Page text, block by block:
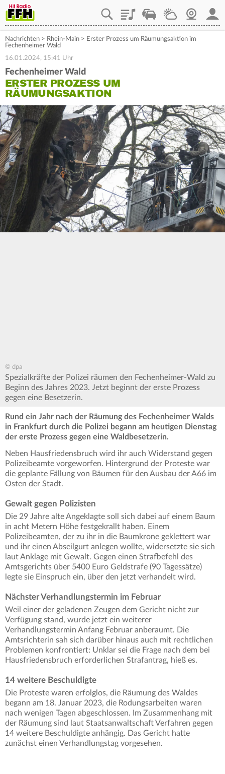
PlaylistStaupilotWetterWebcam
Nachrichten > Rhein-Main > Erster Prozess um Räumungsaktion im
Fechenheimer Wald
16.01.2024, 15:41 Uhr
Fechenheimer Wald
ERSTER PROZESS UM
RÄUMUNGSAKTION
© dpa
Spezialkräfte der Polizei räumen den Fechenheimer-Wald zu
Beginn des Jahres 2023. Jetzt beginnt der erste Prozess
gegen eine Besetzerin.
Rund ein Jahr nach der Räumung des Fechenheimer Walds
in Frankfurt durch die Polizei begann am heutigen Dienstag
der erste Prozess gegen eine Waldbesetzerin.
Neben Hausfriedensbruch wird ihr auch Widerstand gegen
Polizeibeamte vorgeworfen. Hintergrund der Proteste war
die geplante Fällung von Bäumen für den Ausbau der A66 im
Osten der Stadt.
Gewalt gegen Polizisten
Die 29 Jahre alte Angeklagte soll sich dabei auf einem Baum
in acht Metern Höhe festgekrallt haben. Einem
Polizeibeamten, der zu ihr in die Baumkrone geklettert war
und ihr einen Abseilgurt anlegen wollte, widersetzte sie sich
laut Anklage mit Gewalt. Gegen einen Strafbefehl des
Amtsgerichts über 5400 Euro Geldstrafe (90 Tagessätze)
legte sie Einspruch ein, über den jetzt verhandelt wird.
Nächster Verhandlungstermin im Februar
Weil einer der geladenen Zeugen dem Gericht nicht zur
Verfügung stand, wurde jetzt ein weiterer
Verhandlungstermin Anfang Februar anberaumt. Die
Amtsrichterin sah sich darüber hinaus auch mit rechtlichen
Problemen konfrontiert: Unklar sei die Frage nach dem bei
Hausfriedensbruch erforderlichen Strafantrag, hieß es.
14 weitere Beschuldigte
Die Proteste waren erfolglos, die Räumung des Waldes
begann am 18. Januar 2023, die Rodungsarbeiten waren
nach wenigen Tagen abgeschlossen. Im Zusammenhang mit
der Räumung sind laut Staatsanwaltschaft Verfahren gegen
14 weitere Beschuldigte anhängig. Das Gericht hatte
zunächst einen Verhandlungstag vorgesehen.